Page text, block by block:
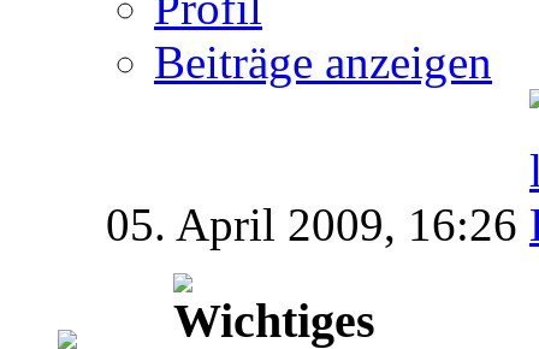
Beiträge anzeigen
05. April 2009, 16:26